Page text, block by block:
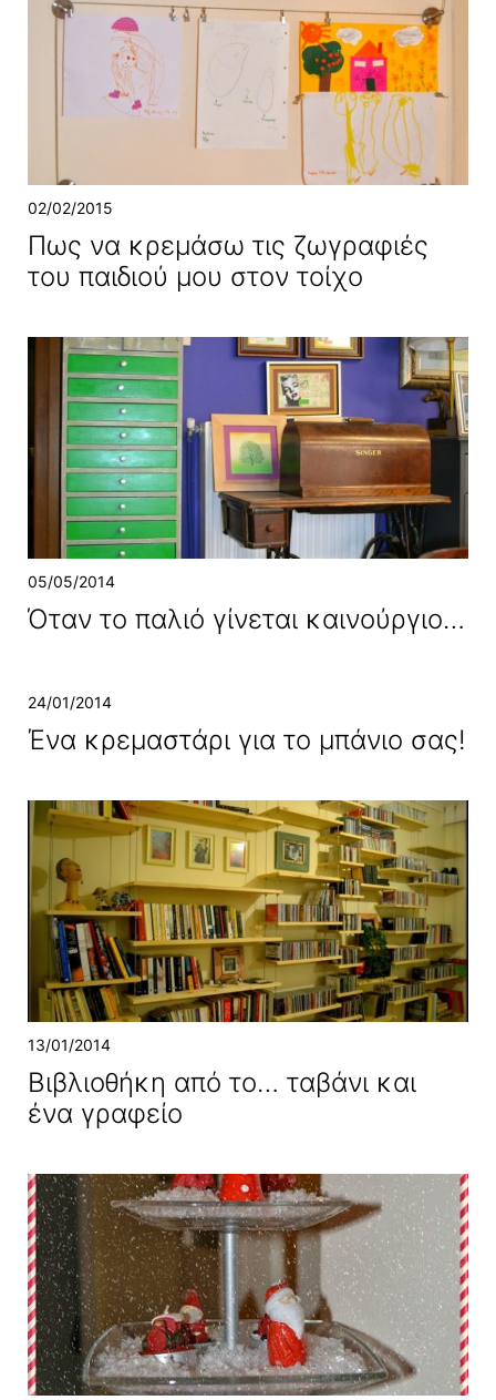
02/02/2015
Πως να κρεμάσω τις ζωγραφιές
του παιδιού μου στον τοίχο
05/05/2014
Όταν το παλιό γίνεται καινούργιο…
24/01/2014
Ένα κρεμαστάρι για το μπάνιο σας!
13/01/2014
Βιβλιοθήκη από το… ταβάνι και
ένα γραφείο